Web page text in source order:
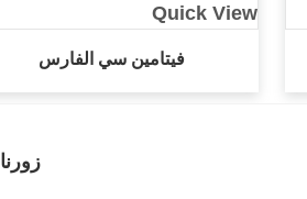
Quick View
فيتامين سي الفارس
زورنا